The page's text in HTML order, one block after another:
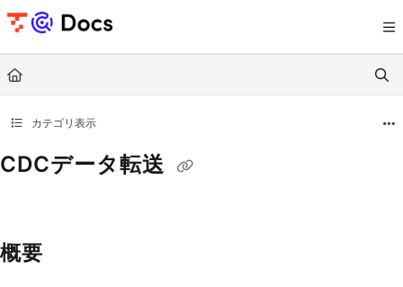
Documentation Index
Use this file to discover all available pages before exploring further.
カテゴリ表示
CDCデータ転送
概要